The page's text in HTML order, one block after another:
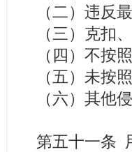
（二）违反
（三）克扣
（四）不按
（五）未按
（六）其他
第五十一条